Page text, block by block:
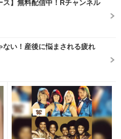
ス】無料配信中！Rチャンネル
ない！産後に悩まされる疲れ